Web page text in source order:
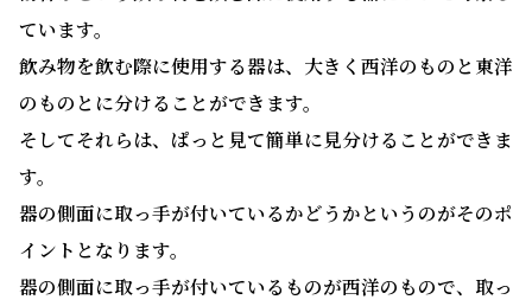
ています。
飲み物を飲む際に使用する器は、大きく西洋のものと東洋
のものとに分けることができます。
そしてそれらは、ぱっと見て簡単に見分けることができま
す。
器の側面に取っ手が付いているかどうかというのがそのポ
イントとなります。
器の側面に取っ手が付いているものが西洋のもので、取っ